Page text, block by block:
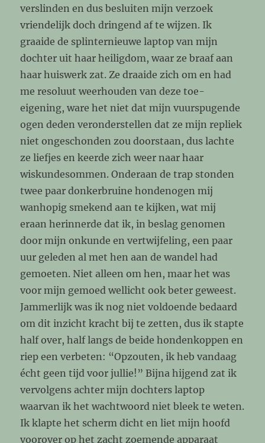
verslinden en dus besluiten mijn verzoek
vriendelijk doch dringend af te wijzen. Ik
graaide de splinternieuwe laptop van mijn
dochter uit haar heiligdom, waar ze braaf aan
haar huiswerk zat. Ze draaide zich om en had
me resoluut weerhouden van deze toe-
eigening, ware het niet dat mijn vuurspugende
ogen deden veronderstellen dat ze mijn repliek
niet ongeschonden zou doorstaan, dus lachte
ze liefjes en keerde zich weer naar haar
wiskundesommen. Onderaan de trap stonden
twee paar donkerbruine hondenogen mij
wanhopig smekend aan te kijken, wat mij
eraan herinnerde dat ik, in beslag genomen
door mijn onkunde en vertwijfeling, een paar
uur geleden al met hen aan de wandel had
gemoeten. Niet alleen om hen, maar het was
voor mijn gemoed wellicht ook beter geweest.
Jammerlijk was ik nog niet voldoende bedaard
om dit inzicht kracht bij te zetten, dus ik stapte
half over, half langs de beide hondenkoppen en
riep een verbeten: “Opzouten, ik heb vandaag
écht geen tijd voor jullie!” Bijna hijgend zat ik
vervolgens achter mijn dochters laptop
waarvan ik het wachtwoord niet bleek te weten.
Ik klapte het scherm dicht en liet mijn hoofd
voorover op het zacht zoemende apparaat